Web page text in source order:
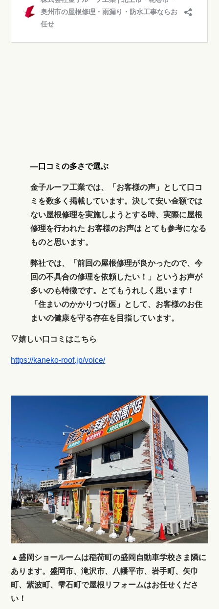
―口コミの多さで選ぶ
金子ルーフ工業では、「お客様の声」として口コ
ミを数多く掲載しています。決して安い金額では
ない屋根修理を実施しようとする時、実際に屋根
修理を行われた お客様のお声は とても参考になる
ものと思います。
弊社では、「前回の屋根修理が良かったので、今
回の不具合の修理を依頼したい！」というお声が
多いのも特徴です。とてもうれしく思います！
「住まいのかかりつけ医」として、お客様のお住
まいの健康を守る存在を目指しています。
▽嬉しい口コミはこちら
https://kaneko-roof.jp/voice/
▲盛岡ショールームは稲荷町の盛岡自動車学校さま隣に
あります。盛岡市、滝沢市、八幡平市、岩手町、矢巾
町、紫波町、雫石町で屋根リフォームはお任せくださ
い！